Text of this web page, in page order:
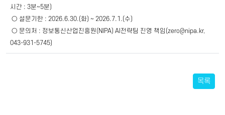
시간 : 3분~5분)
​ ○ ​설문기한 : 2026.6.30.(화) ~ 2026.7.1.(수)
​ ○ ​문의처 : 정보통신산업진흥원(NIPA) AI전략팀 진영 책임(zero@nipa.kr,
043-931-5745)
목록